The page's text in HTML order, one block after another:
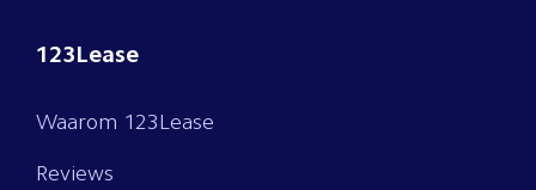
123Lease
Waarom 123Lease
Reviews